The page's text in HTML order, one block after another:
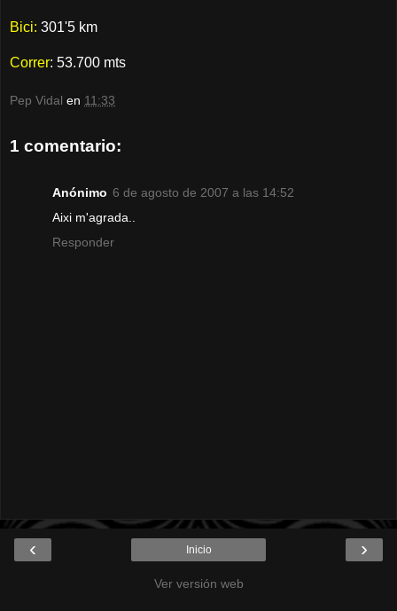
Bici: 301'5 km
Correr: 53.700 mts
Pep Vidal en 11:33
1 comentario:
Anónimo 6 de agosto de 2007 a las 14:52
Aixi m'agrada..
Responder
‹ ›
Inicio
Ver versión web